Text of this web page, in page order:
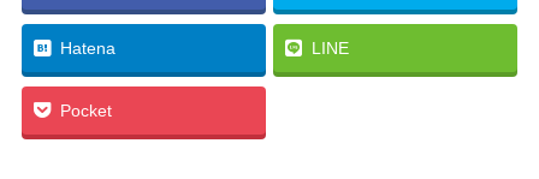
Hatena LINE
Pocket